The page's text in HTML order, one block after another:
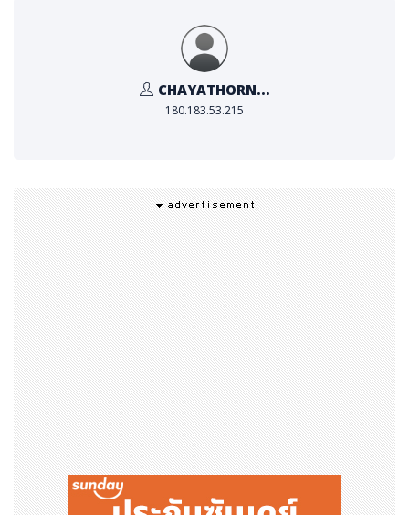
เล่นสื่อหน้าจอจนสมอง ร่างกาย จิตใจเสียหาย ให้เด็กปฐมวัย
ได้ช่วยตนเองเพื่อสร้างคุณลักษณะที่ดี และคุณค่าในตนเอง แ
ละได้ทำกิจกรรมที่ได้ร่วมมือกับคนอื่น เช่น งานบ้าน งานครัว
ก็จะค่อยๆ ฟื้นฟูพัฒนาการที่สูญเสียให้กลับคืนมาได้
ฟูพัฒนาการเด็กปฐมวัย ประกอบด้วย
3 เร่ง ได้แก่ 1) เร่งกำหนด “การฟื้นฟูเด็กปฐมวัย” เป็นวาระแ
ห่งชาติ 2) เร่งให้ความรู้ ความเข้าใจแก่ผู้ปกครอง ครูและสังค
ม 3) เร่งค้นหา เยียวยา และพัฒนาเด็กปฐมวัยในภาวะเปราะบ
าง
3 ลด ได้แก่ 1) ลดการใช้สื่อหน้าจอในเด็กปฐมวัยอย่างจริงจัง
2) ลดความเครียด คืนความสุขแก่เด็กปฐมวัย 3) ลดการใช้คว
ามรุนแรงต่อเด็กปฐมวัย
3 เพิ่ม ได้แก่ 1) เพิ่มกิจกรรมฟื้นฟูพัฒนาการที่เสียไป กิจกรร
มทางกาย การเล่น การอ่านนิทาน 2) เพิ่มสวัสดิการเด็กเล็กถ้
CHAYATHORN...
180.183.53.215